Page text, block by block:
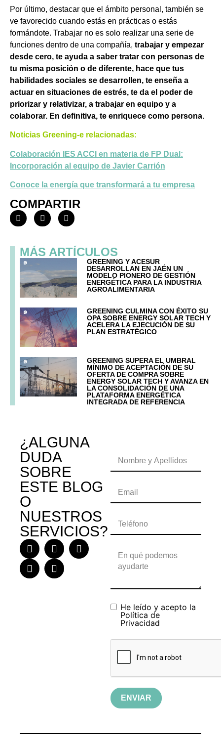
Por último, destacar que el ámbito personal, también se
ve favorecido cuando estás en prácticas o estás
formándote. Trabajar no es solo realizar una serie de
funciones dentro de una compañía, trabajar y empezar
desde cero, te ayuda a saber tratar con personas de
tu misma posición o de diferente, hace que tus
habilidades sociales se desarrollen, te enseña a
actuar en situaciones de estrés, te da el poder de
priorizar y relativizar, a trabajar en equipo y a
colaborar. En definitiva, te enriquece como persona.
Noticias Greening-e relacionadas:
Colaboración IES ACCI en materia de FP Dual:
Incorporación al equipo de Javier Carrión
Conoce la energía que transformará a tu empresa
COMPARTIR
MÁS ARTÍCULOS
GREENING Y ACESUR
DESARROLLAN EN JAÉN UN
MODELO PIONERO DE GESTIÓN
ENERGÉTICA PARA LA INDUSTRIA
AGROALIMENTARIA
GREENING CULMINA CON ÉXITO SU
OPA SOBRE ENERGY SOLAR TECH Y
ACELERA LA EJECUCIÓN DE SU
PLAN ESTRATÉGICO
GREENING SUPERA EL UMBRAL
MÍNIMO DE ACEPTACIÓN DE SU
OFERTA DE COMPRA SOBRE
ENERGY SOLAR TECH Y AVANZA EN
LA CONSOLIDACIÓN DE UNA
PLATAFORMA ENERGÉTICA
INTEGRADA DE REFERENCIA
¿ALGUNA
DUDA
SOBRE
ESTE BLOG
O
NUESTROS
SERVICIOS?
He leído y acepto la
Política de
Privacidad
ENVIAR